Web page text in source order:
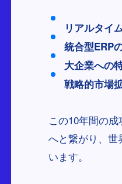
リアルタイ
統合型ERP
大企業への
戦略的市場
この10年間の
へと繋がり、世
います。